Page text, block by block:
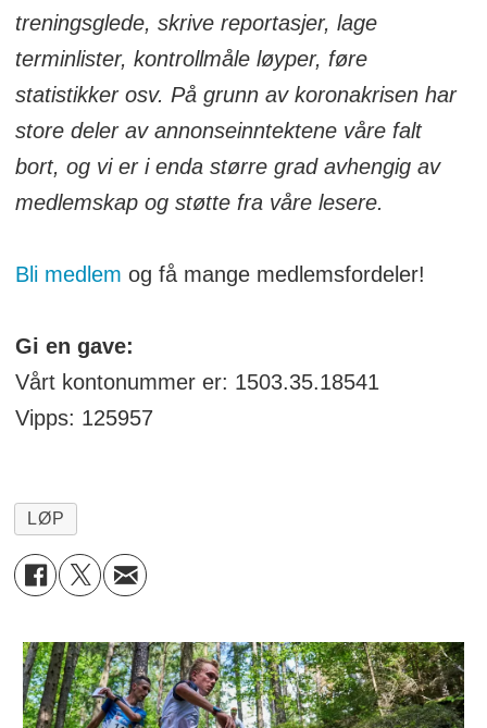
treningsglede, skrive reportasjer, lage
terminlister, kontrollmåle løyper, føre
statistikker osv. På grunn av koronakrisen har
store deler av annonseinntektene våre falt
bort, og vi er i enda større grad avhengig av
medlemskap og støtte fra våre lesere.
Bli medlem og få mange medlemsfordeler!
Gi en gave:
Vårt kontonummer er: 1503.35.18541
Vipps: 125957
LØP